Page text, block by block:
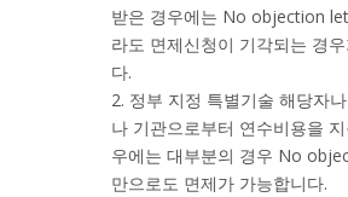
받은 경우에는 No objection
라도 면제신청이 기각되는 경
다.
2. 정부 지정 특별기술 해당자
나 기관으로부터 연수비용을
우에는 대부분의 경우 No
만으로도 면제가 가능합니다.